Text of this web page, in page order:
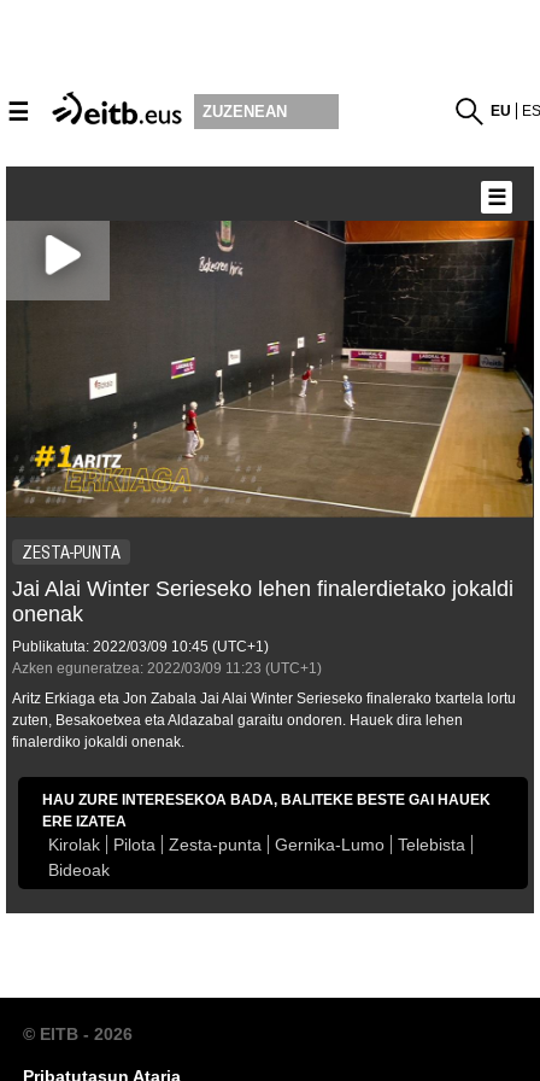
☰ ZUZENEAN EU
ZESTA-PUNTA
Jai Alai Winter Serieseko lehen finalerdietako jokaldi
onenak
Publikatuta: 2022/03/09 10:45 (UTC+1)
Azken eguneratzea: 2022/03/09 11:23 (UTC+1)
Aritz Erkiaga eta Jon Zabala Jai Alai Winter Serieseko finalerako txartela lortu
zuten, Besakoetxea eta Aldazabal garaitu ondoren. Hauek dira lehen
finalerdiko jokaldi onenak.
HAU ZURE INTERESEKOA BADA, BALITEKE BESTE GAI HAUEK
ERE IZATEA
Kirolak Pilota Zesta-punta Gernika-Lumo
Telebista
Bideoak
☰
© EITB - 2026
Pribatutasun Ataria